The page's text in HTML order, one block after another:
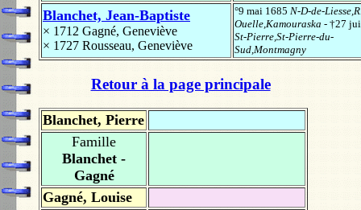
Blanchet, Jean-Baptiste
× 1712 Gagné, Geneviève
× 1727 Rousseau, Geneviève
°9 mai 1685 N-D-de-
Ouelle,Kamouraska - †27
St-Pierre,St-Pierre-du-
Sud,Montmagny
Retour à la page principale
Blanchet, Pierre
Famille
Blanchet -
Gagné
Gagné, Louise